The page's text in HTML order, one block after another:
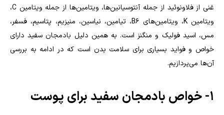
غنی از فلاونوئید از جمله آنتوسیانین‌ها، ویتامین‌ها از جمله ویتامین C،
ویتامینK، ویتامین‌های B6، تیامین، نیاسین، منیزیم، پتاسیم، فسفر،
مس، اسید فولیک و منگنز است. به همین دلیل بادمجان سفید دارای
خواص و فواید بسیاری برای سلامت بدن است که در ادامه به بررسی
آن‌ها می‌پردازیم.
۱- خواص بادمجان سفید برای پوست